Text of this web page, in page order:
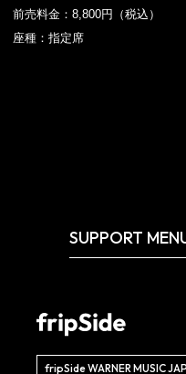
前売料金：8,800円（税込）
座種：指定席
SUPPORT
fripSide WARNER MUSIC